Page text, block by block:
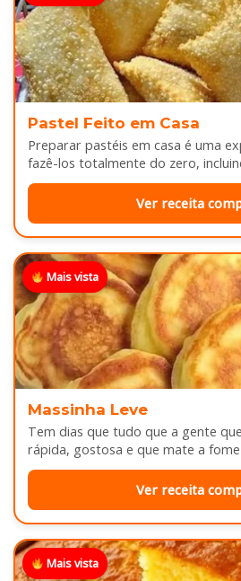
Pastel Feito em Casa
Preparar pastéis em casa é uma
fazê-los totalmente do zero,
melhor ainda...
Ver receita
Mais vista
Massinha Leve
Tem dias que tudo que a gente
rápida, gostosa e que mate a
Ver receita
Mais vista